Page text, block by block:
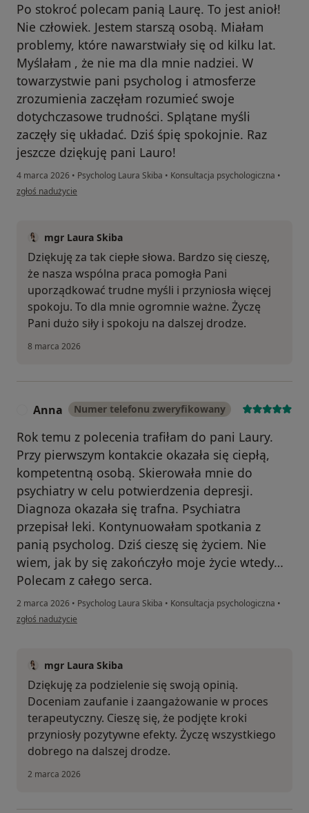
Po stokroć polecam panią Laurę. To jest anioł!
Nie człowiek. Jestem starszą osobą. Miałam
problemy, które nawarstwiały się od kilku lat.
Myślałam , że nie ma dla mnie nadziei. W
towarzystwie pani psycholog i atmosferze
zrozumienia zaczęłam rozumieć swoje
dotychczasowe trudności. Splątane myśli
zaczęły się układać. Dziś śpię spokojnie. Raz
jeszcze dziękuję pani Lauro!
4 marca 2026 • Psycholog Laura Skiba • Konsultacja psychologiczna •
w opinii użytkownika Maria
zgłoś nadużycie
mgr Laura Skiba
Dziękuję za tak ciepłe słowa. Bardzo się cieszę,
że nasza wspólna praca pomogła Pani
uporządkować trudne myśli i przyniosła więcej
spokoju. To dla mnie ogromnie ważne. Życzę
Pani dużo siły i spokoju na dalszej drodze.
8 marca 2026
Anna Numer telefonu zweryfikowany
Rok temu z polecenia trafiłam do pani Laury.
Przy pierwszym kontakcie okazała się ciepłą,
kompetentną osobą. Skierowała mnie do
psychiatry w celu potwierdzenia depresji.
Diagnoza okazała się trafna. Psychiatra
przepisał leki. Kontynuowałam spotkania z
panią psycholog. Dziś cieszę się życiem. Nie
wiem, jak by się zakończyło moje życie wtedy…
Polecam z całego serca.
2 marca 2026 • Psycholog Laura Skiba • Konsultacja psychologiczna •
w opinii użytkownika Anna
zgłoś nadużycie
mgr Laura Skiba
Dziękuję za podzielenie się swoją opinią.
Doceniam zaufanie i zaangażowanie w proces
terapeutyczny. Cieszę się, że podjęte kroki
przyniosły pozytywne efekty. Życzę wszystkiego
dobrego na dalszej drodze.
2 marca 2026